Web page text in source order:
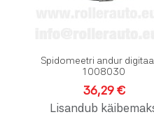
Spidomeetri andur
1008030
36,29 €
Lisandub